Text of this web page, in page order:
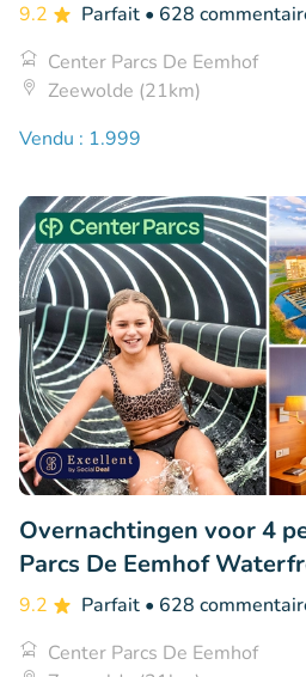
9.2 Parfait • 628
Center Parcs De Eemhof
Zeewolde (21km)
Vendu : 1.999
Overnachtingen voor 4
Parcs De Eemhof
9.2 Parfait • 628
Center Parcs De Eemhof